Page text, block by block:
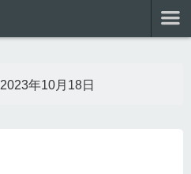
2023年10月18日